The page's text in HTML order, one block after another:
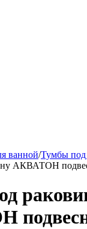
ванной/Тумбы под
АКВАТОН